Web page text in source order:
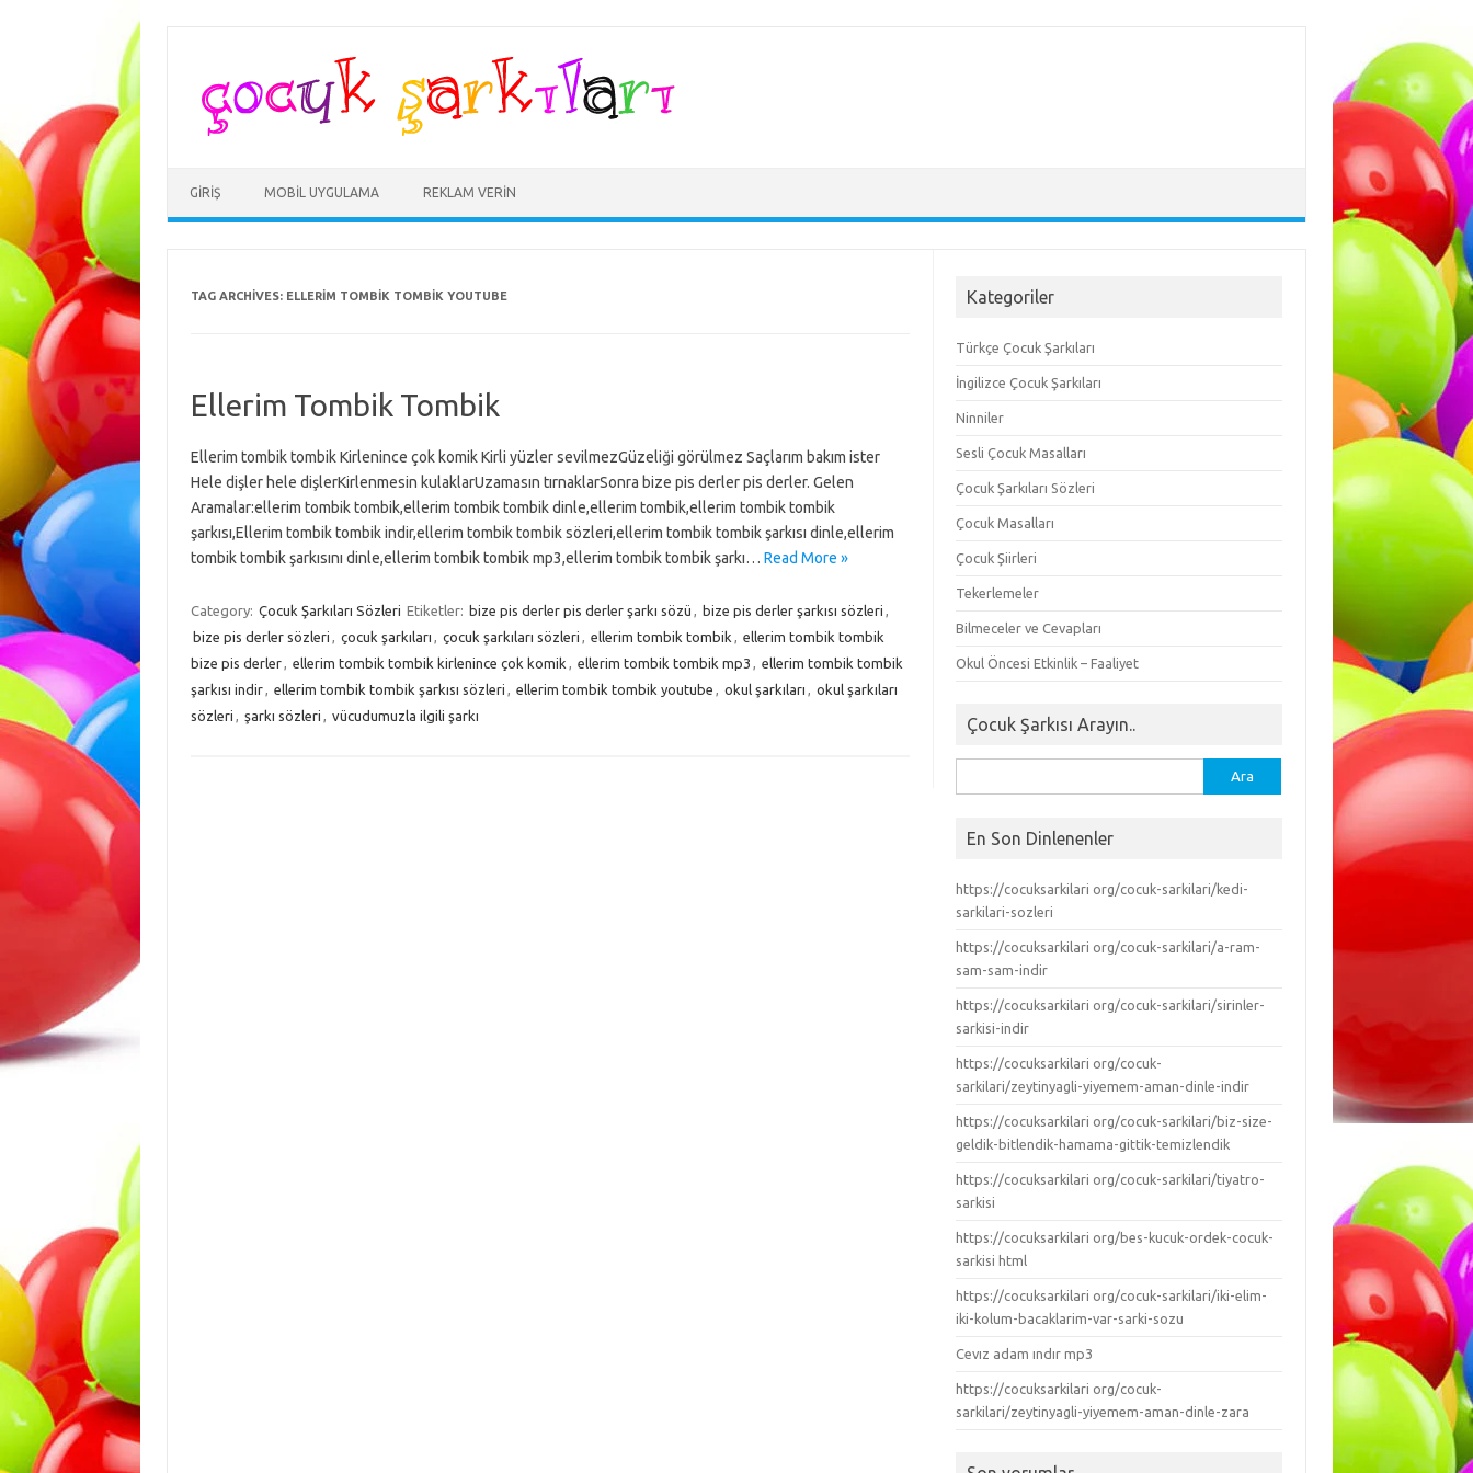
GIRIŞ MOBIL UYGULAMA REKLAM VERIN
TAG ARCHIVES: ELLERIM TOMBIK TOMBIK YOUTUBE
Ellerim Tombik Tombik
Ellerim tombik tombik Kirlenince çok komik Kirli yüzler sevilmezGüzeliği görülmez Saçlarım bakım ister
Hele dişler hele dişlerKirlenmesin kulaklarUzamasın tırnaklarSonra bize pis derler pis derler. Gelen
Aramalar:ellerim tombik tombik,ellerim tombik tombik dinle,ellerim tombik,ellerim tombik tombik
şarkısı,Ellerim tombik tombik indir,ellerim tombik tombik sözleri,ellerim tombik tombik şarkısı dinle,ellerim
tombik tombik şarkısını dinle,ellerim tombik tombik mp3,ellerim tombik tombik şarkı… Read More »
Category: Çocuk Şarkıları Sözleri Etiketler: bize pis derler pis derler şarkı sözü , bize pis derler şarkısı sözleri ,
bize pis derler sözleri , çocuk şarkıları , çocuk şarkıları sözleri , ellerim tombik tombik , ellerim tombik tombik
bize pis derler, ellerim tombik tombik kirlenince çok komik , ellerim tombik tombik mp3 , ellerim tombik tombik
şarkısı indir, ellerim tombik tombik şarkısı sözleri , ellerim tombik tombik youtube , okul şarkıları , okul şarkıları
sözleri , şarkı sözleri , vücudumuzla ilgili şarkı
Kategoriler
Türkçe Çocuk Şarkıları
İngilizce Çocuk Şarkıları
Ninniler
Sesli Çocuk Masalları
Çocuk Şarkıları Sözleri
Çocuk Masalları
Çocuk Şiirleri
Tekerlemeler
Bilmeceler ve Cevapları
Okul Öncesi Etkinlik – Faaliyet
Çocuk Şarkısı Arayın..
En Son Dinlenenler
https://cocuksarkilari org/cocuk-sarkilari/kedi-
sarkilari-sozleri
https://cocuksarkilari org/cocuk-sarkilari/a-ram-
sam-sam-indir
https://cocuksarkilari org/cocuk-sarkilari/sirinler-
sarkisi-indir
https://cocuksarkilari org/cocuk-
sarkilari/zeytinyagli-yiyemem-aman-dinle-indir
https://cocuksarkilari org/cocuk-sarkilari/biz-size-
geldik-bitlendik-hamama-gittik-temizlendik
https://cocuksarkilari org/cocuk-sarkilari/tiyatro-
sarkisi
https://cocuksarkilari org/bes-kucuk-ordek-cocuk-
sarkisi html
https://cocuksarkilari org/cocuk-sarkilari/iki-elim-
iki-kolum-bacaklarim-var-sarki-sozu
Cevız adam ındır mp3
https://cocuksarkilari org/cocuk-
sarkilari/zeytinyagli-yiyemem-aman-dinle-zara